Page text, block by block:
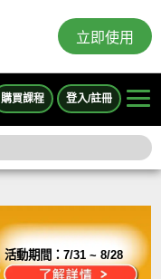
立即使用
購買課程 登入/註冊
活動期間：7/31 ~ 8/28